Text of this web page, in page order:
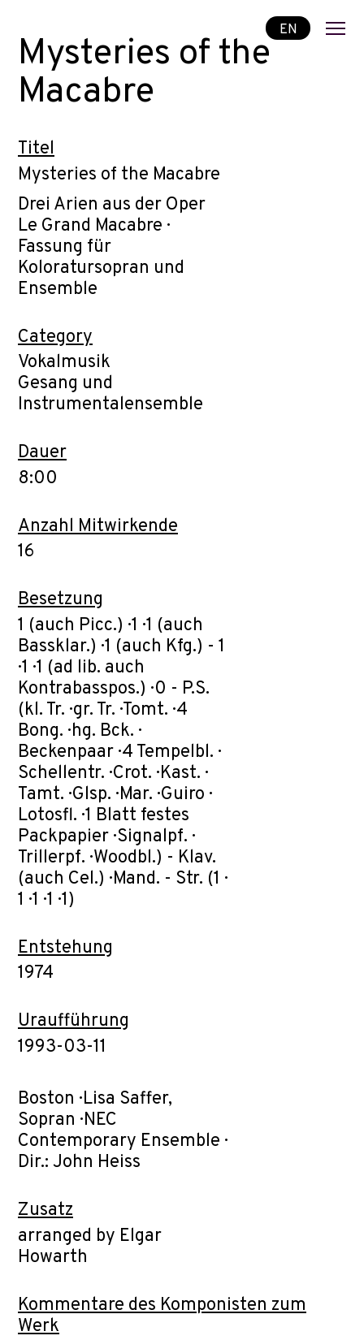
EN
Mysteries of the
Macabre
Titel
Mysteries of the Macabre
Drei Arien aus der Oper
Le Grand Macabre ·
Fassung für
Koloratursopran und
Ensemble
Category
Vokalmusik
Gesang und
Instrumentalensemble
Dauer
8:00
Anzahl Mitwirkende
16
Besetzung
1 (auch Picc.) · 1 · 1 (auch
Bassklar.) · 1 (auch Kfg.) - 1
· 1 · 1 (ad lib. auch
Kontrabasspos.) · 0 - P.S.
(kl. Tr. · gr. Tr. · Tomt. · 4
Bong. · hg. Bck. ·
Beckenpaar · 4 Tempelbl. ·
Schellentr. · Crot. · Kast. ·
Tamt. · Glsp. · Mar. · Guiro ·
Lotosfl. · 1 Blatt festes
Packpapier · Signalpf. ·
Trillerpf. · Woodbl.) - Klav.
(auch Cel.) · Mand. - Str. (1 ·
1 · 1 · 1 · 1)
Entstehung
1974
Uraufführung
1993-03-11
Boston · Lisa Saffer,
Sopran · NEC
Contemporary Ensemble ·
Dir.: John Heiss
Zusatz
arranged by Elgar
Howarth
Kommentare des Komponisten zum
Werk